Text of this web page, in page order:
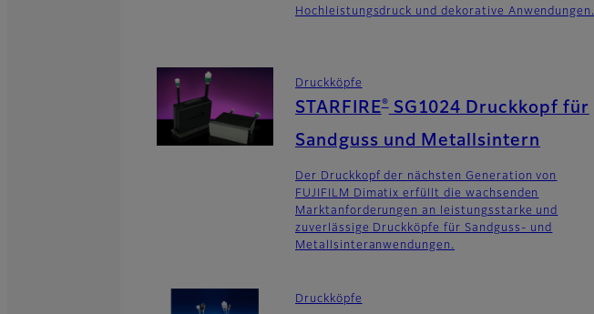
Hochleistungsdruck und dekorative Anwendungen.
Druckköpfe
STARFIRE®SG1024 Druckkopf für
Sandguss und Metallsintern
Der Druckkopf der nächsten Generation von
FUJIFILM Dimatix erfüllt die wachsenden
Marktanforderungen an leistungsstarke und
zuverlässige Druckköpfe für Sandguss- und
Metallsinteranwendungen.
Druckköpfe